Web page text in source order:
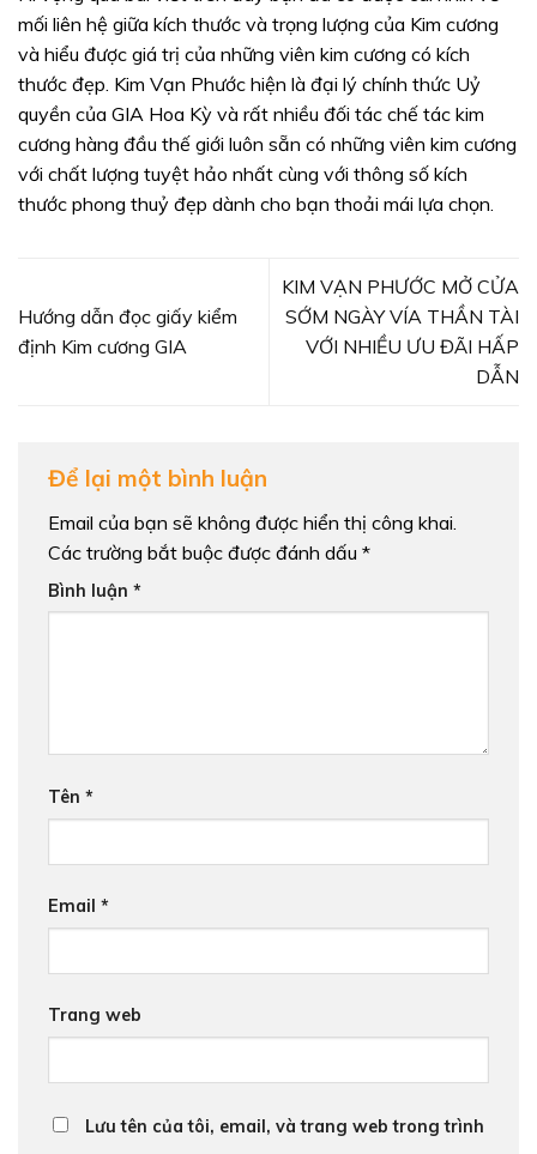
mối liên hệ giữa kích thước và trọng lượng của Kim cương
và hiểu được giá trị của những viên kim cương có kích
thước đẹp. Kim Vạn Phước hiện là đại lý chính thức Uỷ
quyền của GIA Hoa Kỳ và rất nhiều đối tác chế tác kim
cương hàng đầu thế giới luôn sẵn có những viên kim cương
với chất lượng tuyệt hảo nhất cùng với thông số kích
thước phong thuỷ đẹp dành cho bạn thoải mái lựa chọn.
Hướng dẫn đọc giấy kiểm
định Kim cương GIA
KIM VẠN PHƯỚC MỞ CỬA
SỚM NGÀY VÍA THẦN TÀI
VỚI NHIỀU ƯU ĐÃI HẤP
DẪN
Để lại một bình luận
Email của bạn sẽ không được hiển thị công khai.
Các trường bắt buộc được đánh dấu *
Bình luận *
Tên *
Email *
Trang web
Lưu tên của tôi, email, và trang web trong trình